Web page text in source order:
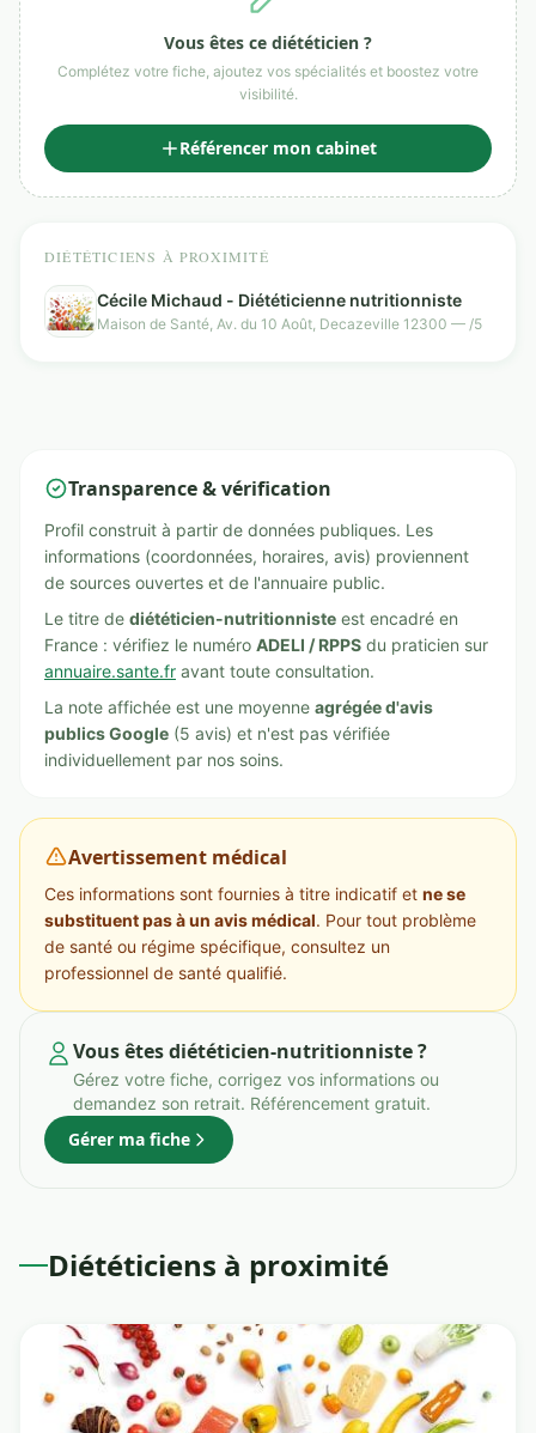
Vous êtes ce diététicien ?
Complétez votre fiche, ajoutez vos spécialités et boostez votre
visibilité.
Référencer mon cabinet
DIÉTÉTICIENS À PROXIMITÉ
Cécile Michaud - Diététicienne nutritionniste
Maison de Santé, Av. du 10 Août, Decazeville 12300 — /5
Transparence & vérification
Profil construit à partir de données publiques. Les
informations (coordonnées, horaires, avis) proviennent
de sources ouvertes et de l'annuaire public.
Le titre de diététicien-nutritionniste est encadré en
France : vérifiez le numéro ADELI / RPPS du praticien sur
annuaire.sante.fr avant toute consultation.
La note affichée est une moyenne agrégée d'avis
publics Google (5 avis) et n'est pas vérifiée
individuellement par nos soins.
Avertissement médical
Ces informations sont fournies à titre indicatif et ne se
substituent pas à un avis médical. Pour tout problème
de santé ou régime spécifique, consultez un
professionnel de santé qualifié.
Vous êtes diététicien-nutritionniste ?
Gérez votre fiche, corrigez vos informations ou
demandez son retrait. Référencement gratuit.
Gérer ma fiche
Diététiciens à proximité